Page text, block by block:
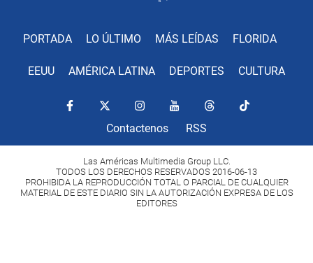
PORTADA LO ÚLTIMO MÁS LEÍDAS FLORIDA
EEUU AMÉRICA LATINA DEPORTES CULTURA
Contactenos RSS
Las Américas Multimedia Group LLC.
TODOS LOS DERECHOS RESERVADOS 2016-06-13
PROHIBIDA LA REPRODUCCIÓN TOTAL O PARCIAL DE CUALQUIER
MATERIAL DE ESTE DIARIO SIN LA AUTORIZACIÓN EXPRESA DE LOS
EDITORES